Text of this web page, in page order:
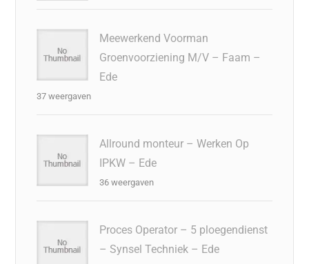
Meewerkend Voorman
Groenvoorziening M/V – Faam –
Ede
37 weergaven
Allround monteur – Werken Op
IPKW – Ede
36 weergaven
Proces Operator – 5 ploegendienst
– Synsel Techniek – Ede